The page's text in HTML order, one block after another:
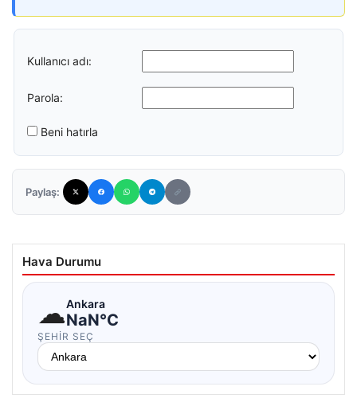
Kullanıcı adı:
Parola:
Beni hatırla
Paylaş:
Hava Durumu
☁Ankara
NaN°C
ŞEHIR SEÇ